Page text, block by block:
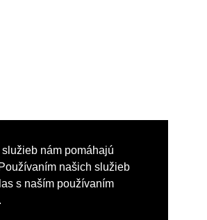
nám pomáhajú
našich služieb
s naším používaním